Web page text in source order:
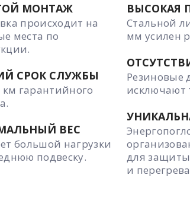
МОНТАЖ
происходит на
места по
СРОК СЛУЖБЫ
км гарантийного
ВЕС
большой нагрузки
подвеску.
ВЫСОКАЯ
Стальной
мм усилен
Резиновые
исключают
для защиты
и перегрева